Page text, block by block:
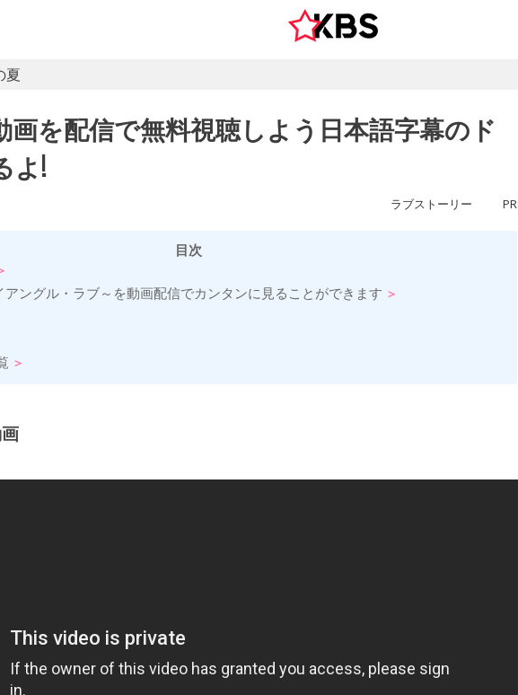
夏
画を配信で無料視聴しよう日本語字幕のド
よ!
ラブストーリー PR
目次
ングル・ラブ～を動画配信でカンタンに見ることができます